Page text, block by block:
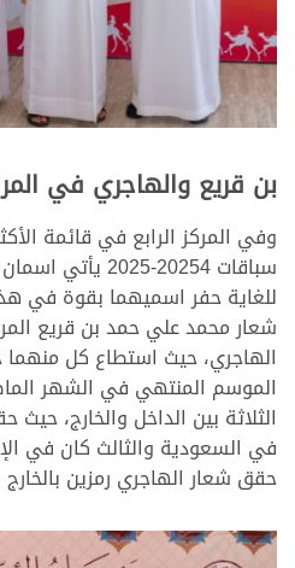
بن قريع والهاجري في
وفي المركز الرابع في قائمة
سباقات 20254-
للغاية حفر اسميهما بقوة في
شعار محمد علي حمد بن قريع
الموسم المنتهي في الشهر
الثلاثة بين الداخل والخارج،
في السعودية والثالث كان في
حقق شعار الهاجري رمزين بالخارج